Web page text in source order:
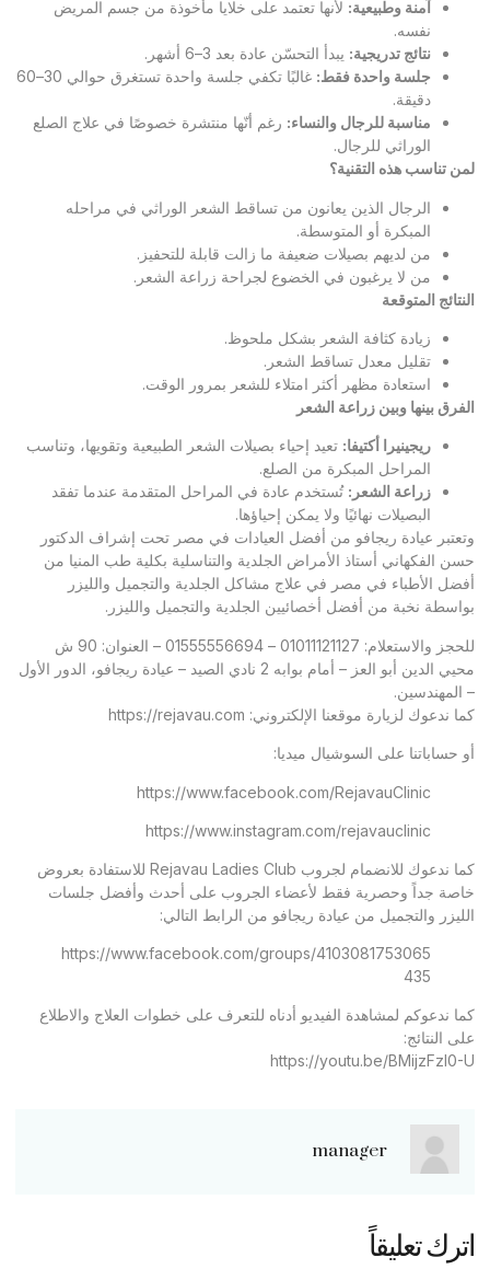
آمنة وطبيعية: لأنها تعتمد على خلايا مأخوذة من جسم المريض
نفسه.
نتائج تدريجية: يبدأ التحسّن عادة بعد 3–6 أشهر.
جلسة واحدة فقط:
غالبًا تكفي جلسة واحدة تستغرق حوالي 30–60
دقيقة.
مناسبة للرجال والنساء: رغم أنّها منتشرة خصوصًا في علاج الصلع
الوراثي للرجال.
لمن تناسب هذه التقنية؟
الرجال الذين يعانون من تساقط الشعر الوراثي في مراحله
المبكرة أو المتوسطة.
من لديهم بصيلات ضعيفة ما زالت قابلة للتحفيز.
من لا يرغبون في الخضوع لجراحة زراعة الشعر.
النتائج المتوقعة
زيادة كثافة الشعر بشكل ملحوظ.
تقليل معدل تساقط الشعر.
استعادة مظهر أكثر امتلاء للشعر بمرور الوقت.
الفرق بينها وبين زراعة الشعر
ريجينيرا أكتيفا: تعيد إحياء بصيلات الشعر الطبيعية وتقويها، وتناسب
المراحل المبكرة من الصلع.
زراعة الشعر : تُستخدم عادة في المراحل المتقدمة عندما تفقد
البصيلات نهائيًا ولا يمكن إحياؤها.
وتعتبر عيادة ريجافو من أفضل العيادات في مصر تحت إشراف الدكتور
حسن الفكهاني أستاذ الأمراض الجلدية والتناسلية بكلية طب المنيا من
أفضل الأطباء في مصر في علاج مشاكل الجلدية والتجميل والليزر
بواسطة نخبة من أفضل أخصائيين الجلدية والتجميل والليزر.
للحجز والاستعلام: 01011121127 – 01555556694 – العنوان: 90 ش
محيي الدين أبو العز – أمام بوابه 2 نادي الصيد – عيادة ريجافو، الدور الأول
– المهندسين.
كما ندعوك لزيارة موقعنا الإلكتروني: https://rejavau.com
أو حساباتنا على السوشيال ميديا:
https://www.facebook.com/RejavauClinic
https://www.instagram.com/rejavauclinic
كما ندعوك للانضمام لجروب Rejavau Ladies Club للاستفادة بعروض
خاصة جداً وحصرية فقط لأعضاء الجروب على أحدث وأفضل جلسات
الليزر والتجميل من عيادة ريجافو من الرابط التالي:
https://www.facebook.com/groups/4103081753065
435
كما ندعوكم لمشاهدة الفيديو أدناه للتعرف على خطوات العلاج والاطلاع
على النتائج:
https://youtu.be/BMijzFzl0-U
manager
اترك تعليقاً